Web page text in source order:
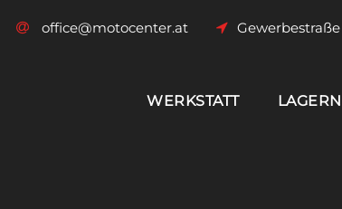
office@motocenter.at
WERKSTATT